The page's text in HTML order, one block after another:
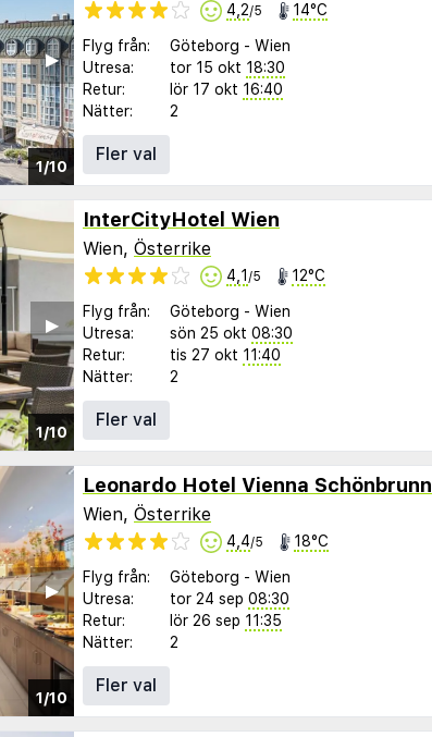
1/10
▶︎
4,2/5 14°C
Flyg från: Göteborg - Wien
Utresa:
tor 15 okt 18:30
Retur:
lör 17 okt 16:40
Nätter:
2
Fler val
1/10
▶︎
InterCityHotel Wien
Wien, Österrike
4,1 /5 12°C
Flyg från: Göteborg - Wien
Utresa:
sön 25 okt 08:30
Retur:
tis 27 okt 11:40
Nätter:
2
Fler val
1/10
▶︎
Leonardo Hotel Vienna Schönbrunn
Wien, Österrike
4,4/5 18°C
Flyg från: Göteborg - Wien
Utresa:
tor 24 sep 08:30
Retur:
lör 26 sep 11:35
Nätter:
2
Fler val